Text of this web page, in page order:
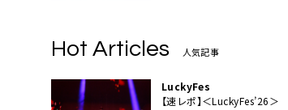
Hot Articles 人気記事
LuckyFes
【速レポ】＜LuckyFes’26＞